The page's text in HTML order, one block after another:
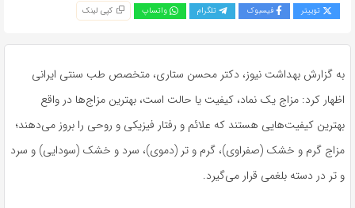
توییتر فیسبوک تلگرام واتساپ کپی لینک
به گزارش بهداشت نیوز، دکتر محسن ستاری، متخصص طب سنتی ایرانی
اظهار کرد: مزاج یک نماد، کیفیت یا حالت است، بهترین مزاج‌ها در واقع
بهترین کیفیت‌هایی هستند که علائم و رفتار فیزیکی و روحی را بروز می‌دهند؛
مزاج گرم و خشک (صفراوی)، گرم و تر (دموی)، سرد و خشک (سودایی) و سرد
و تر در دسته بلغمی قرار می‌گیرد.